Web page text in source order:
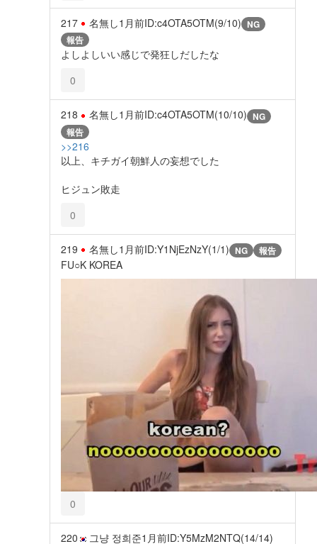
217 名無し1月前ID:c4OTA5OTM(9/10) NG
報告
よしよしいい感じで発狂しだしたな
0
218 名無し1月前ID:c4OTA5OTM(10/10) NG
報告
>>216
以上、キチガイ朝鮮人の妄想でした
ヒジュン敗走
0
219 名無し1月前ID:Y1NjEzNzY(1/1) NG 報告
FU○K KOREA
0
220 그냥 정희준1月前ID:Y5MzM2NTQ(14/14)